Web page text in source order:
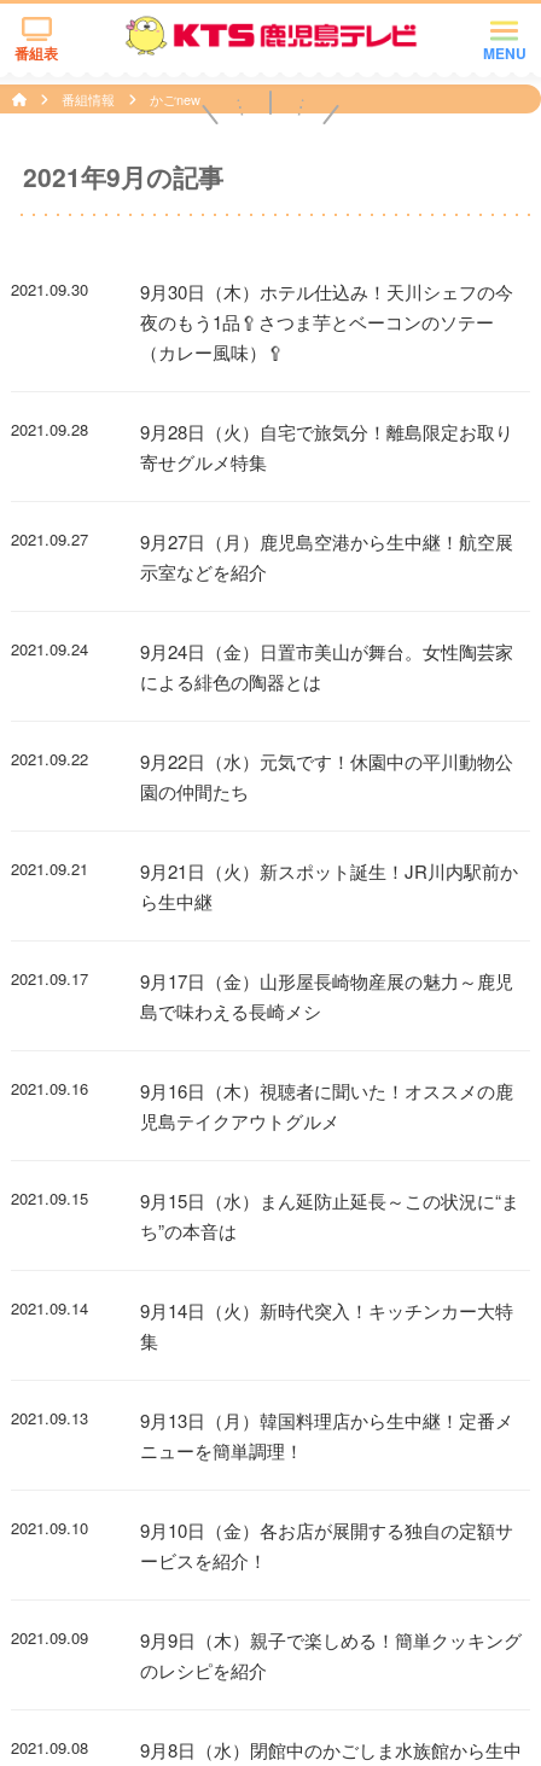
MENU
番組表
番組情報 かごnew
2021年9月の記事
2021.09.30
9月30日（木）ホテル仕込み！天川シェフの今
夜のもう1品🥄さつま芋とベーコンのソテー
（カレー風味）🥄
2021.09.28
9月28日（火）自宅で旅気分！離島限定お取り
寄せグルメ特集
2021.09.27
9月27日（月）鹿児島空港から生中継！航空展
示室などを紹介
2021.09.24
9月24日（金）日置市美山が舞台。女性陶芸家
による緋色の陶器とは
2021.09.22
9月22日（水）元気です！休園中の平川動物公
園の仲間たち
2021.09.21
9月21日（火）新スポット誕生！JR川内駅前か
ら生中継
2021.09.17
9月17日（金）山形屋長崎物産展の魅力～鹿児
島で味わえる長崎メシ
2021.09.16
9月16日（木）視聴者に聞いた！オススメの鹿
児島テイクアウトグルメ
2021.09.15
9月15日（水）まん延防止延長～この状況に“ま
ち”の本音は
2021.09.14
9月14日（火）新時代突入！キッチンカー大特
集
2021.09.13
9月13日（月）韓国料理店から生中継！定番メ
ニューを簡単調理！
2021.09.10
9月10日（金）各お店が展開する独自の定額サ
ービスを紹介！
2021.09.09
9月9日（木）親子で楽しめる！簡単クッキング
のレシピを紹介
2021.09.08
9月8日（水）閉館中のかごしま水族館から生中